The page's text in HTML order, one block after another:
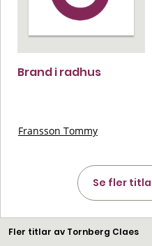
Brand i radhus
Fransson Tommy
Se fler
Fler titlar av Tornberg Claes